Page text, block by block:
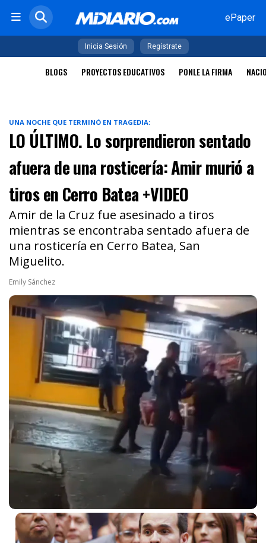
ePaper
Inicia Sesión Regístrate
BLOGS PROYECTOS EDUCATIVOS PONLE LA FIRMA
UNA NOCHE QUE TERMINÓ EN TRAGEDIA:
LO ÚLTIMO. Lo sorprendieron sentado
afuera de una rosticería: Amir murió a
tiros en Cerro Batea +VIDEO
Amir de la Cruz fue asesinado a tiros
mientras se encontraba sentado afuera de
una rosticería en Cerro Batea, San
Miguelito.
Emily Sánchez